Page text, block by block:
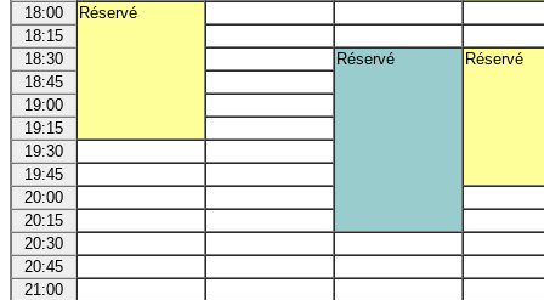
18:00
Réservé
18:15
18:30
Réservé
Réservé
18:45
19:00
19:15
19:30
19:45
20:00
20:15
20:30
20:45
21:00